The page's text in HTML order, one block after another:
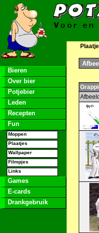
Bieren
Over bier
Potjebier
Leden
Recepten
Fun
Moppen
Plaatjes
Wallpaper
Filmpjes
Links
Games
E-cards
Drankgebruik